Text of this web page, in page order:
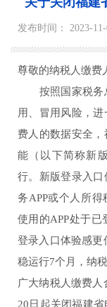
发布时间： 2023-
尊敬的纳税人缴费
按照国家税
用、冒用风险，
费人的数据安全
能（以下简称新版
行。新版登录入口
务APP或个人所
使用的APP处于
登录入口体验感更
稳运行7个月，纳
广大纳税人缴费
20日起关闭福建